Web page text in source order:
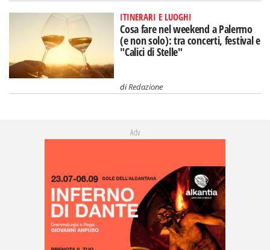
ITINERARI E LUOGHI
Cosa fare nel weekend a Palermo
(e non solo): tra concerti, festival e
"Calici di Stelle"
diRedazione
Adv